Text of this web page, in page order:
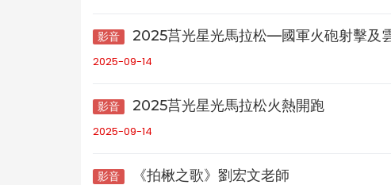
影音 2025莒光星光馬拉松—國軍火砲射擊及
2025-09-14
影音 2025莒光星光馬拉松火熱開跑
2025-09-14
影音 《拍楸之歌》劉宏文老師